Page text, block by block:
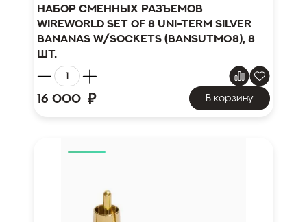
Набор сменных разъемов
WireWorld Set of 8 Uni-Term Silver
Bananas w/Sockets (BANSUTM08), 8
шт.
16 000 ₽ В корзину